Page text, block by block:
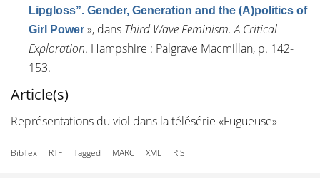
Lipgloss”. Gender, Generation and the (A)politics of
Girl Power », dans Third Wave Feminism. A Critical
Exploration. Hampshire : Palgrave Macmillan, p. 142-
153.
Article(s)
Représentations du viol dans la télésérie «Fugueuse»
BibTex RTF Tagged MARC XML RIS